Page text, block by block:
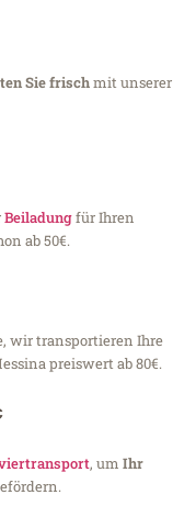
Sie frischmit unserer
Beiladungfür Ihren
ab 50€.
wir transportieren Ihre
preiswert ab 80€.
, um Ihr